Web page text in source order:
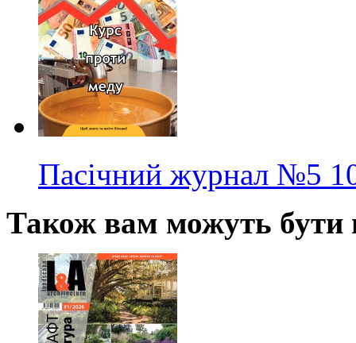
Пасічний журнал №5
Також вам можуть бути